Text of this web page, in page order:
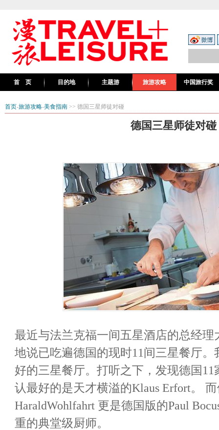
首 页 目的地 主题游 旅游攻略 中国旅行奖
首页-旅游攻略-美食指南 >> 德国三星师徒对碰
德国三星师徒对碰
最近与法兰克福一间五星酒店的总经
地说已吃遍德国的现时11间三星餐厅
好的三星餐厅。打听之下，发现德国
认最好的是天才横溢的Klaus Erfort。
HaraldWohlfahrt 更是德国版的Paul
重的典堂级厨师。